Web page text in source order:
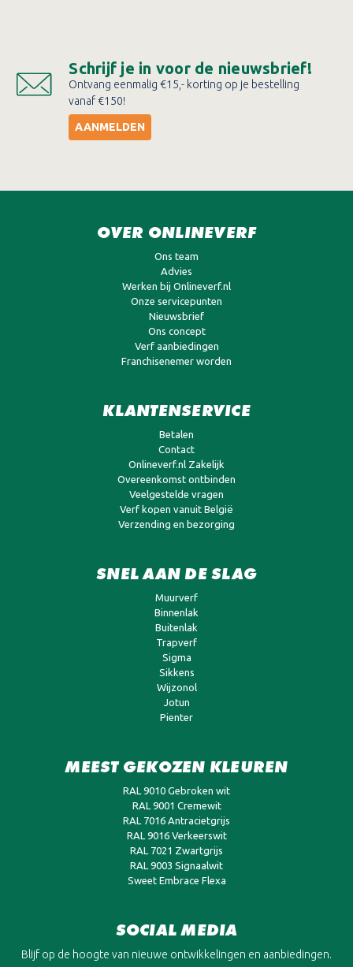
Schrijf je in voor de nieuwsbrief!
Ontvang eenmalig €15,- korting op je bestelling
vanaf €150!
AANMELDEN
OVER ONLINEVERF
Ons team
Advies
Werken bij Onlineverf.nl
Onze servicepunten
Nieuwsbrief
Ons concept
Verf aanbiedingen
Franchisenemer worden
KLANTENSERVICE
Betalen
Contact
Onlineverf.nl Zakelijk
Overeenkomst ontbinden
Veelgestelde vragen
Verf kopen vanuit België
Verzending en bezorging
SNEL AAN DE SLAG
Muurverf
Binnenlak
Buitenlak
Trapverf
Sigma
Sikkens
Wijzonol
Jotun
Pienter
MEEST GEKOZEN KLEUREN
RAL 9010 Gebroken wit
RAL 9001 Cremewit
RAL 7016 Antracietgrijs
RAL 9016 Verkeerswit
RAL 7021 Zwartgrijs
RAL 9003 Signaalwit
Sweet Embrace Flexa
SOCIAL MEDIA
Blijf op de hoogte van nieuwe ontwikkelingen en aanbiedingen.